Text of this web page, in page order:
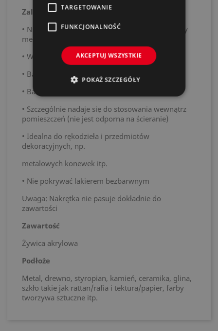
Zalety produktu
• Niezwykle realistyczny efekt chromu, błyszczący
metaliczny
• Wysoka siła krycia i szybkie schnięcie
• Bardzo dobre wyrównanie i łatwa obróbka
• Bardzo wydajna
• Szczególnie nadaje się do stosowania wewnątrz
pomieszczeń (nie jest odporna na ścieranie)
• Idealna do rękodzieła i przedmiotów
dekoracyjnych, np.
metalowych konewek itp.
• Nie pokrywać lakierem bezbarwnym
Uwaga: Nakrętka nie pasuje dokładnie do
zawartości
Zawartość
Żywica akrylowa
Podłoże
Metal, drewno, styropian, kamień, ceramika, glina,
szkło takie jak rattan/rafia i tektura/papier, farby
tworzywa sztuczne itp.
TARGETOWANIE
FUNKCJONALNOŚĆ
AKCEPTUJ WSZYSTKIE
POKAŻ SZCZEGÓŁY